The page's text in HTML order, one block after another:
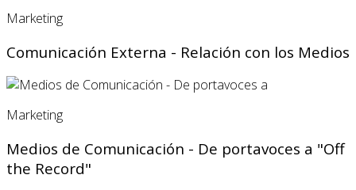
Marketing
Comunicación Externa - Relación con los Medios
Marketing
Medios de Comunicación - De portavoces a "Off
the Record"